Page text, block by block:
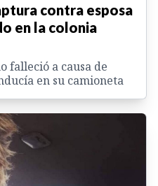
contra esposa
en la colonia
falleció a causa de
en su camioneta